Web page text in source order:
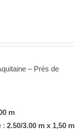
– Près de
m
: 2.50/3.00 m x 1,50 m